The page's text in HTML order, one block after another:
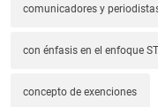
comunicadores y
con énfasis en el enfoque
concepto de exenciones